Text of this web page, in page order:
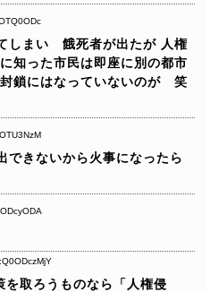
しまい 餓死者が出たが 人権
知った市民は即座に別の都市
鎖にはなっていないのが 笑
できないから火事になったら
を取ろうものなら「人権侵